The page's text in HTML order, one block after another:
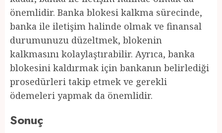
önemlidir. Banka blokesi kalkma sürecinde,
banka ile iletişim halinde olmak ve finansal
durumunuzu düzeltmek, blokenin
kalkmasını kolaylaştırabilir. Ayrıca, banka
blokesini kaldırmak için bankanın belirlediği
prosedürleri takip etmek ve gerekli
ödemeleri yapmak da önemlidir.
Sonuç